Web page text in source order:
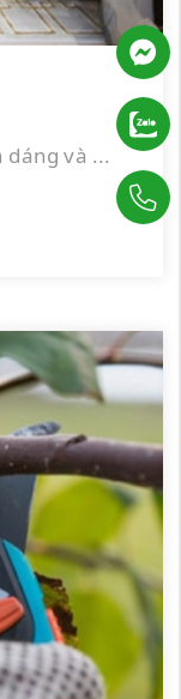
dáng và ...